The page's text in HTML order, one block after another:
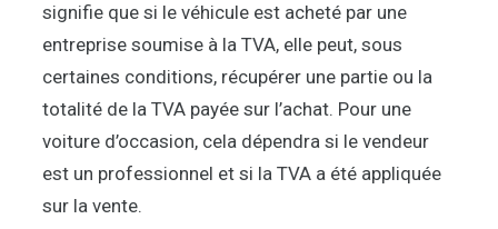
signifie que si le véhicule est acheté par une
entreprise soumise à la TVA, elle peut, sous
certaines conditions, récupérer une partie ou la
totalité de la TVA payée sur l’achat. Pour une
voiture d’occasion, cela dépendra si le vendeur
est un professionnel et si la TVA a été appliquée
sur la vente.